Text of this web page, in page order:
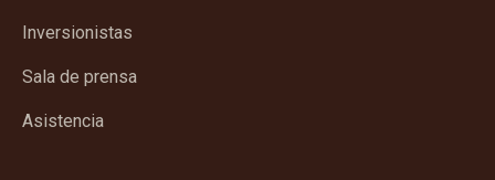
Inversionistas
Sala de prensa
Asistencia